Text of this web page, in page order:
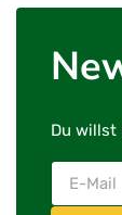
Du willst